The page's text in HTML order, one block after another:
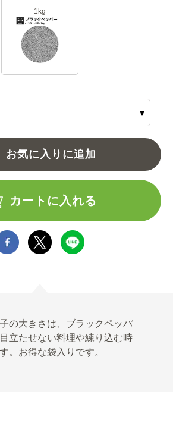
1kg
お気に入りに追加
カートに入れる
の大きさは、ブラックペッパ
立たせない料理や練り込む時
。お得な袋入りです。